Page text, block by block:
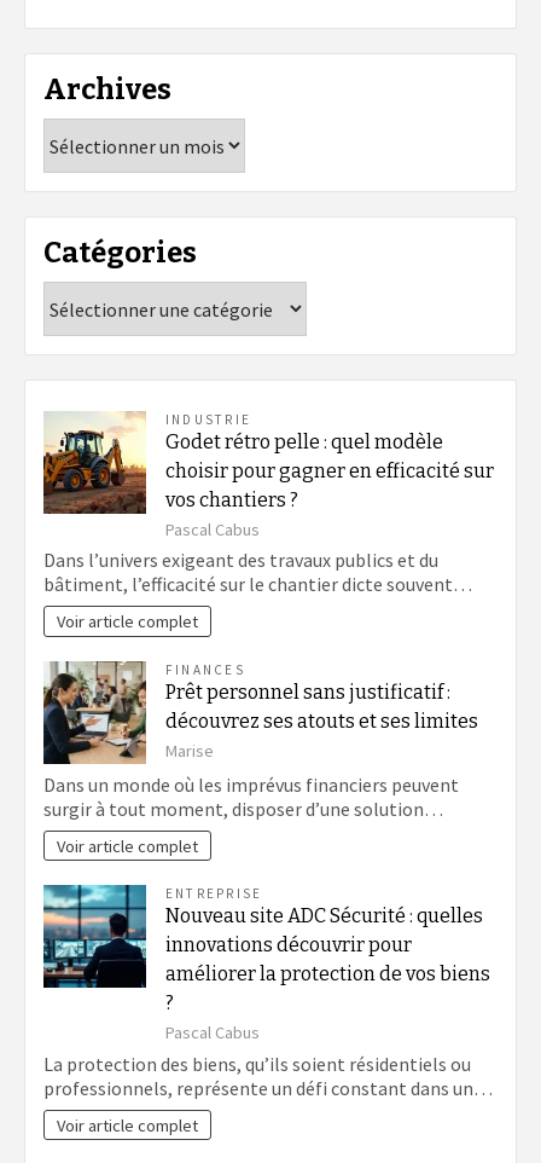
Archives
Catégories
INDUSTRIE
Godet rétro pelle : quel modèle
choisir pour gagner en efficacité sur
vos chantiers ?
Pascal Cabus
Dans l’univers exigeant des travaux publics et du
bâtiment, l’efficacité sur le chantier dicte souvent…
Voir article complet
FINANCES
Prêt personnel sans justificatif :
découvrez ses atouts et ses limites
Marise
Dans un monde où les imprévus financiers peuvent
surgir à tout moment, disposer d’une solution…
Voir article complet
ENTREPRISE
Nouveau site ADC Sécurité : quelles
innovations découvrir pour
améliorer la protection de vos biens
?
Pascal Cabus
La protection des biens, qu’ils soient résidentiels ou
professionnels, représente un défi constant dans un…
Voir article complet